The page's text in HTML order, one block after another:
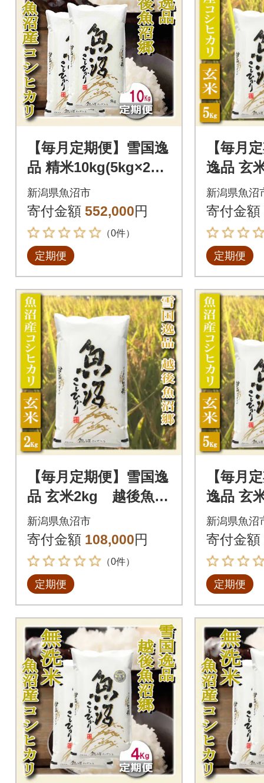
【毎月定期便】雪国逸
品 精米10kg(5kg×2袋)
越後魚沼郷 魚沼産
コシヒカリ全12回
新潟県魚沼市
寄付金額 552,000円
（0件）
定期便
【毎月
逸品 玄
沼郷 魚
リ全6回
新潟県魚沼
寄付金額
定期便
【毎月定期便】雪国逸
品 玄米2kg 越後魚沼
郷 魚沼産コシヒカリ
全12回
新潟県魚沼市
寄付金額 108,000円
（0件）
定期便
【毎月
逸品 玄
沼郷 魚
リ全12回
新潟県魚沼
寄付金額
定期便